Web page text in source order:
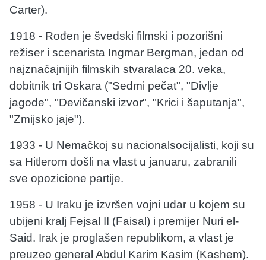
Carter).
1918 - Rođen je švedski filmski i pozorišni
režiser i scenarista Ingmar Bergman, jedan od
najznačajnijih filmskih stvaralaca 20. veka,
dobitnik tri Oskara ("Sedmi pečat", "Divlje
jagode", "Devičanski izvor", "Krici i šaputanja",
"Zmijsko jaje").
1933 - U Nemačkoj su nacionalsocijalisti, koji su
sa Hitlerom došli na vlast u januaru, zabranili
sve opozicione partije.
1958 - U Iraku je izvršen vojni udar u kojem su
ubijeni kralj Fejsal II (Faisal) i premijer Nuri el-
Said. Irak je proglašen republikom, a vlast je
preuzeo general Abdul Karim Kasim (Kashem).